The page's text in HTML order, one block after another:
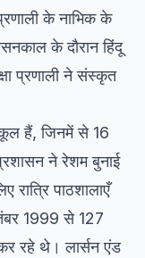
के नाभिक के
के दौरान हिंदू
प्रणाली ने संस्कृत
हैं, जिनमें से 16
ने रेशम बुनाई
रात्रि पाठशालाएँ
1999 से 127
रहे थे। लार्सन एंड